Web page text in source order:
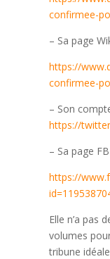
confirmee-
– Sa page
https://
confirmee-
– Son
https://
– Sa page
https://
Elle n’a pas
volumes
tribune